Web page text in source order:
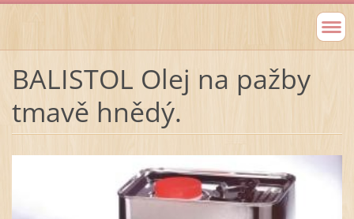
BALISTOL Olej na pažby
tmavě hnědý.